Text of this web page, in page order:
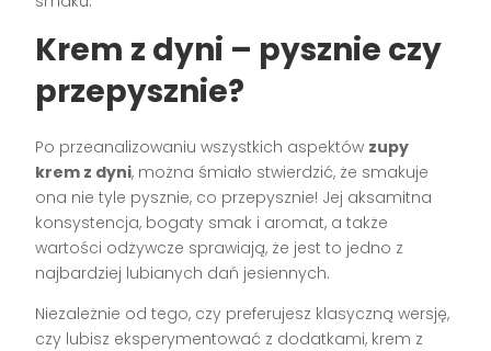
Krem z dyni – pysznie czy
przepysznie?
Po przeanalizowaniu wszystkich aspektów zupy
krem z dyni, można śmiało stwierdzić, że smakuje
ona nie tyle pysznie, co przepysznie! Jej aksamitna
konsystencja, bogaty smak i aromat, a także
wartości odżywcze sprawiają, że jest to jedno z
najbardziej lubianych dań jesiennych.
Niezależnie od tego, czy preferujesz klasyczną wersję,
czy lubisz eksperymentować z dodatkami, krem z